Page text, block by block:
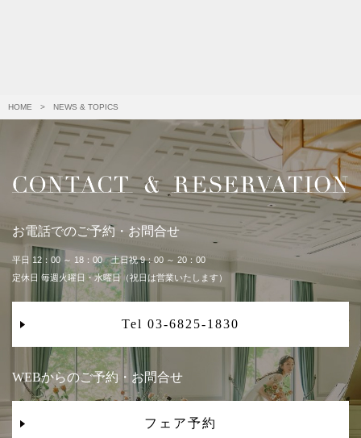
HOME > NEWS & TOPICS
お電話でのご予約・お問合せ
平日 12：00 ～ 18：00 土日祝 9：00 ～ 20：00
定休日 毎週火曜日・水曜日（祝日は営業いたします）
Tel 03-6825-1830
WEBからのご予約・お問合せ
フェア予約